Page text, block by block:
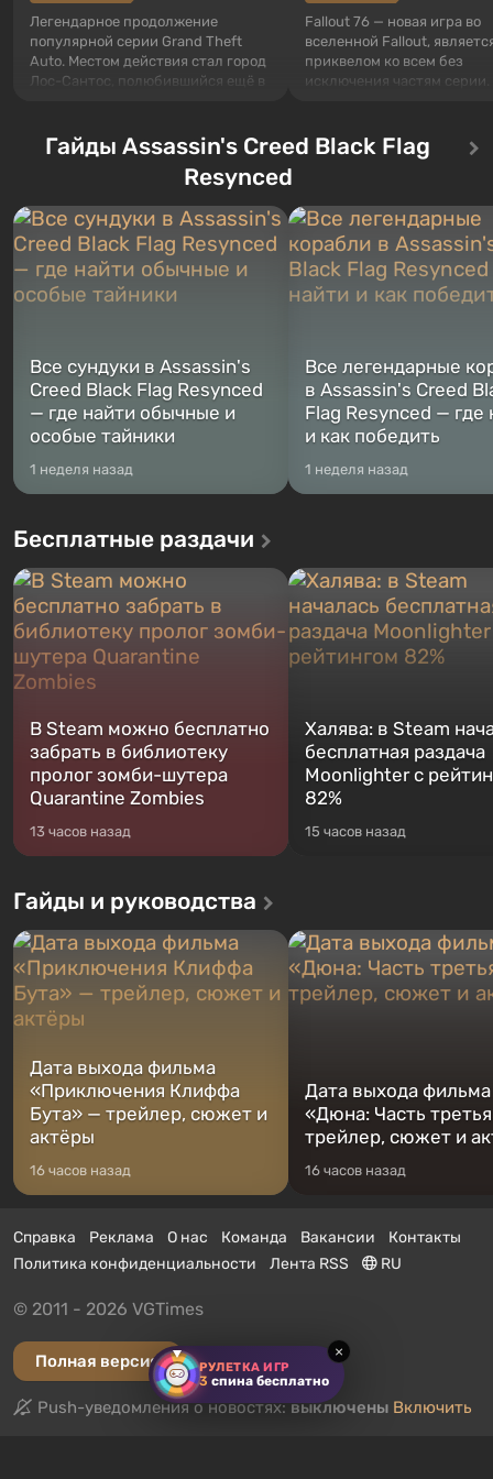
РУЛЕТКА ИГР
3 спина бесплатно
×
Легендарное продолжение
популярной серии Grand Theft
Auto. Местом действия стал город
Лос-Сантос, полюбившийся ещё в
сразу трех персонажей: Майкла,
Тревора и Франклина, между
Жанр и...
Fallout 76 — новая игра во
вселенной Fallout,
приквелом ко всем без
исключения частям серии.
Оно же, по задумке
Vault-Tec, должно
Место действия Fallout...
Гайды Assassin's Creed Black Flag
Resynced
Все сундуки в Assassin's
Creed Black Flag Resynced
— где найти обычные и
особые тайники
1 неделя назад
Все легендарные
в Assassin's Creed
Flag Resynced — где
и как победить
1 неделя назад
Бесплатные раздачи
В Steam можно бесплатно
забрать в библиотеку
пролог зомби-шутера
Quarantine Zombies
13 часов назад
Халява: в Steam
бесплатная раздача
Moonlighter с
82%
15 часов назад
Гайды и руководства
Дата выхода фильма
«Приключения Клиффа
Бута» — трейлер, сюжет и
актёры
16 часов назад
Дата выхода фильма
«Дюна: Часть
трейлер, сюжет и
16 часов назад
Справка Реклама О нас Команда Вакансии
Контакты
Политика конфиденциальности
Лента RSS RU
© 2011 - 2026 VGTimes
Полная версия
Push-уведомления о новостях:выключены Включить